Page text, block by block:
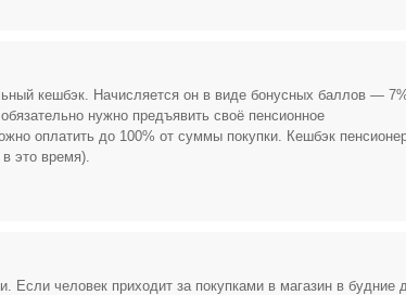
кешбэк. Начисляется он в виде бонусных баллов —
нужно предъявить своё пенсионное
оплатить до 100% от суммы покупки. Кешбэк
это время).
человек приходит за покупками в магазин в будние